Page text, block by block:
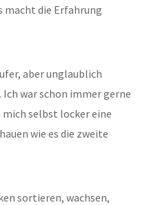
macht die Erfahrung
aber unglaublich
war schon immer gerne
selbst locker eine
wie es die zweite
sortieren, wachsen,